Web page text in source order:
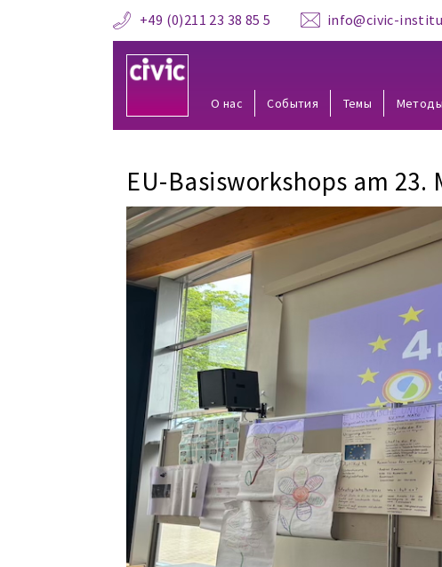
+49 (0)211 23 38 85 5 info@civic-
О нас События Темы Методы
EU-Basisworkshops am 23.